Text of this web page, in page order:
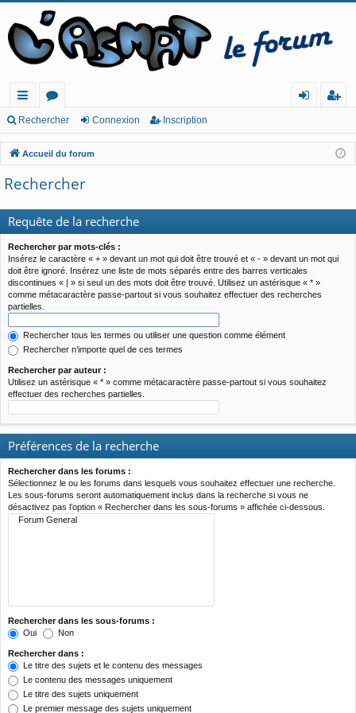
ac
co
ur
cis
or
u
m
s
n
ne
cri
pt
Rechercher Connexion Inscription
Accueil du forum
Rechercher
Requête de la recherche
Rechercher par mots-clés :
Insérez le caractère « + » devant un mot qui doit être trouvé et « - » devant un mot qui
doit être ignoré. Insérez une liste de mots séparés entre des barres verticales
discontinues « | » si seul un des mots doit être trouvé. Utilisez un astérisque « * »
comme métacaractère passe-partout si vous souhaitez effectuer des recherches
partielles.
Rechercher tous les termes ou utiliser une question comme élément
Rechercher n’importe quel de ces termes
Rechercher par auteur :
Utilisez un astérisque « * » comme métacaractère passe-partout si vous souhaitez
effectuer des recherches partielles.
Préférences de la recherche
Rechercher dans les forums :
Sélectionnez le ou les forums dans lesquels vous souhaitez effectuer une recherche.
Les sous-forums seront automatiquement inclus dans la recherche si vous ne
désactivez pas l’option « Rechercher dans les sous-forums » affichée ci-dessous.
Rechercher dans les sous-forums :
Oui
Non
Rechercher dans :
Le titre des sujets et le contenu des messages
Le contenu des messages uniquement
Le titre des sujets uniquement
Le premier message des sujets uniquement